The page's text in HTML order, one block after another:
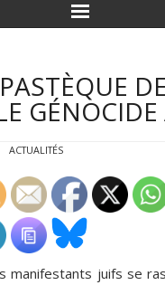
?
CONTACT
ACTUALITÉS
manifestants juifs se